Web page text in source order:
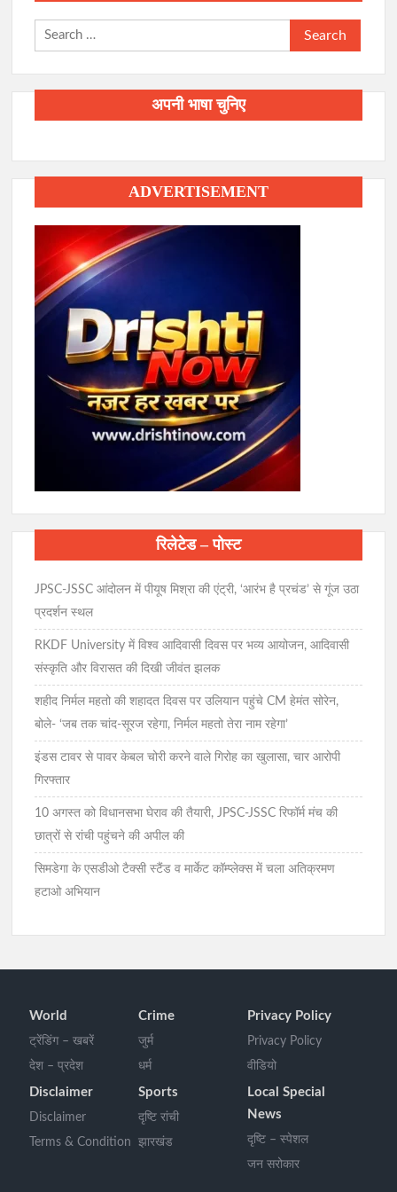
Search
for:
अपनी भाषा चुनिए
ADVERTISEMENT
रिलेटेड – पोस्ट
JPSC-JSSC आंदोलन में पीयूष मिश्रा की एंट्री, ‘आरंभ है प्रचंड’ से गूंज उठा
प्रदर्शन स्थल
RKDF University में विश्व आदिवासी दिवस पर भव्य आयोजन, आदिवासी
संस्कृति और विरासत की दिखी जीवंत झलक
शहीद निर्मल महतो की शहादत दिवस पर उलियान पहुंचे CM हेमंत सोरेन,
बोले- ‘जब तक चांद-सूरज रहेगा, निर्मल महतो तेरा नाम रहेगा’
इंडस टावर से पावर केबल चोरी करने वाले गिरोह का खुलासा, चार आरोपी
गिरफ्तार
10 अगस्त को विधानसभा घेराव की तैयारी, JPSC-JSSC रिफॉर्म मंच की
छात्रों से रांची पहुंचने की अपील की
सिमडेगा के एसडीओ टैक्सी स्टैंड व मार्केट कॉम्प्लेक्स में चला अतिक्रमण
हटाओ अभियान
World
ट्रेंडिंग – खबरें
देश – प्रदेश
Crime
जुर्म
धर्म
Privacy Policy
Privacy Policy
वीडियो
Disclaimer
Disclaimer
Terms & Condition
Sports
दृष्टि रांची
झारखंड
Local Special
News
दृष्टि – स्पेशल
जन सरोकार